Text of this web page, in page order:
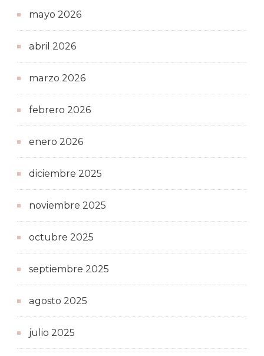
mayo 2026
abril 2026
marzo 2026
febrero 2026
enero 2026
diciembre 2025
noviembre 2025
octubre 2025
septiembre 2025
agosto 2025
julio 2025